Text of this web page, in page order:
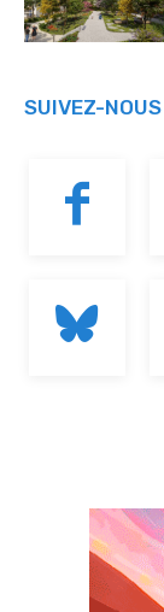
SUIVEZ-NOUS